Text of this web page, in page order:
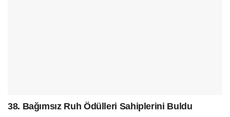
38. Bağımsız Ruh Ödülleri Sahiplerini Buldu